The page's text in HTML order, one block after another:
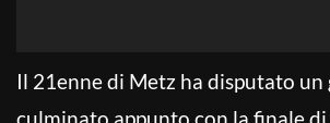
Il 21enne di Metz ha disputato
culminato appunto con la finale di